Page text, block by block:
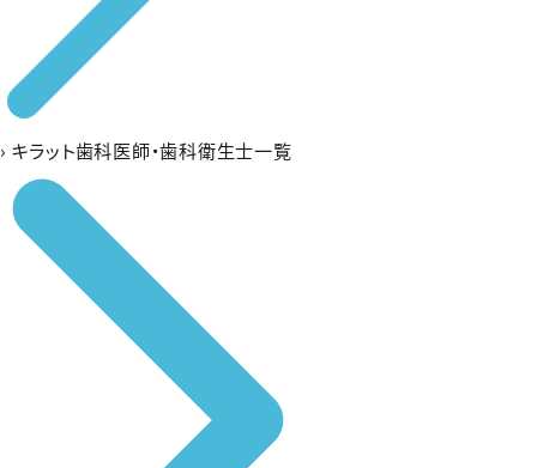
› キラット歯科医師・歯科衛生士一覧